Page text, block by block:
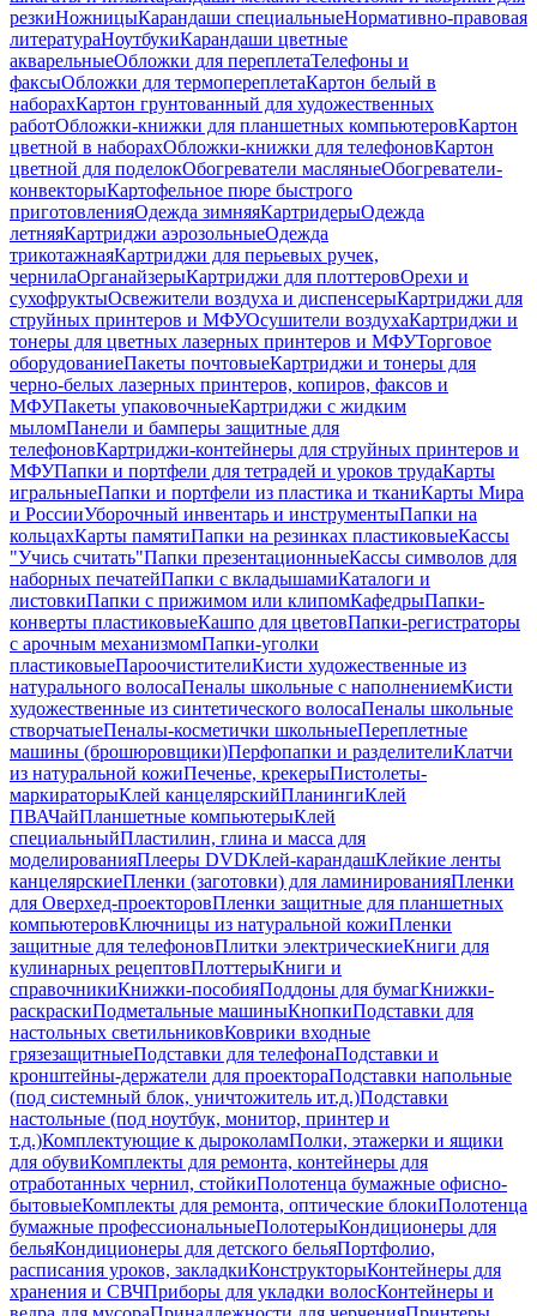
резкиНожницыКарандаши специальныеНормативно-правовая
литератураНоутбукиКарандаши цветные
акварельныеОбложки для переплетаТелефоны и
факсыОбложки для термопереплетаКартон белый в
наборахКартон грунтованный для художественных
работОбложки-книжки для планшетных компьютеровКартон
цветной в наборахОбложки-книжки для телефоновКартон
цветной для поделокОбогреватели масляныеОбогреватели-
конвекторыКартофельное пюре быстрого
приготовленияОдежда зимняяКартридерыОдежда
летняяКартриджи аэрозольныеОдежда
трикотажнаяКартриджи для перьевых ручек,
чернилаОрганайзерыКартриджи для плоттеровОрехи и
сухофруктыОсвежители воздуха и диспенсерыКартриджи для
струйных принтеров и МФУОсушители воздухаКартриджи и
тонеры для цветных лазерных принтеров и МФУТорговое
оборудованиеПакеты почтовыеКартриджи и тонеры для
черно-белых лазерных принтеров, копиров, факсов и
МФУПакеты упаковочныеКартриджи с жидким
мыломПанели и бамперы защитные для
телефоновКартриджи-контейнеры для струйных принтеров и
МФУПапки и портфели для тетрадей и уроков трудаКарты
игральныеПапки и портфели из пластика и тканиКарты Мира
и РоссииУборочный инвентарь и инструментыПапки на
кольцахКарты памятиПапки на резинках пластиковыеКассы
"Учись считать"Папки презентационныеКассы символов для
наборных печатейПапки с вкладышамиКаталоги и
листовкиПапки с прижимом или клипомКафедрыПапки-
конверты пластиковыеКашпо для цветовПапки-регистраторы
с арочным механизмомПапки-уголки
пластиковыеПароочистителиКисти художественные из
натурального волосаПеналы школьные с наполнениемКисти
художественные из синтетического волосаПеналы школьные
створчатыеПеналы-косметички школьныеПереплетные
машины (брошюровщики)Перфопапки и разделителиКлатчи
из натуральной кожиПеченье, крекерыПистолеты-
маркираторыКлей канцелярскийПланингиКлей
ПВАЧайПланшетные компьютерыКлей
специальныйПластилин, глина и масса для
моделированияПлееры DVDКлей-карандашКлейкие ленты
канцелярскиеПленки (заготовки) для ламинированияПленки
для Оверхед-проекторовПленки защитные для планшетных
компьютеровКлючницы из натуральной кожиПленки
защитные для телефоновПлитки электрическиеКниги для
кулинарных рецептовПлоттерыКниги и
справочникиКнижки-пособияПоддоны для бумагКнижки-
раскраскиПодметальные машиныКнопкиПодставки для
настольных светильниковКоврики входные
грязезащитныеПодставки для телефонаПодставки и
кронштейны-держатели для проектораПодставки напольные
(под системный блок, уничтожитель ит.д.)Подставки
настольные (под ноутбук, монитор, принтер и
т.д.)Комплектующие к дыроколамПолки, этажерки и ящики
для обувиКомплекты для ремонта, контейнеры для
отработанных чернил, стойкиПолотенца бумажные офисно-
бытовыеКомплекты для ремонта, оптические блокиПолотенца
бумажные профессиональныеПолотерыКондиционеры для
бельяКондиционеры для детского бельяПортфолио,
расписания уроков, закладкиКонструкторыКонтейнеры для
хранения и СВЧПриборы для укладки волосКонтейнеры и